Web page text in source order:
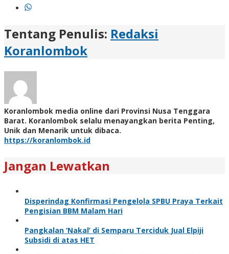
Tentang Penulis: Redaksi
Koranlombok
Koranlombok media online dari Provinsi Nusa Tenggara
Barat. Koranlombok selalu menayangkan berita Penting,
Unik dan Menarik untuk dibaca.
https://koranlombok.id
Jangan Lewatkan
Disperindag Konfirmasi Pengelola SPBU Praya Terkait
Pengisian BBM Malam Hari
Pangkalan ‘Nakal’ di Semparu Terciduk Jual Elpiji
Subsidi di atas HET